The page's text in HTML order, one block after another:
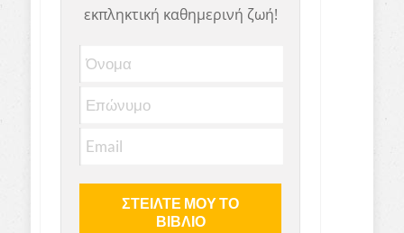
εκπληκτική καθημερινή ζωή!